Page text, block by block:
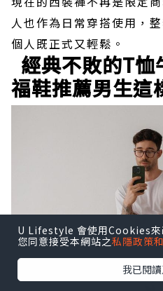
人也作為日常穿搭使用，
個人既正式又輕鬆。
經典不敗的T
福鞋推薦男生這
U Lifestyle 會使用Cookies來
您同意接受本網站之私隱政策
我已閱